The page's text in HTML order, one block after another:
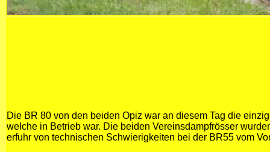
Die BR 80 von den beiden Opiz war an diesem Tag die
welche in Betrieb war. Die beiden Vereinsdampfrösser
erfuhr von technischen Schwierigkeiten bei der BR55 vom